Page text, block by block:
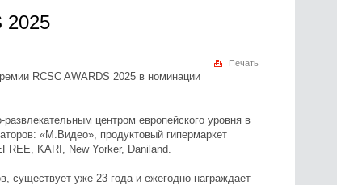
2025
Печать
RCSC AWARDS 2025 в номинации
центром европейского уровня в
«М.Видео», продуктовый гипермаркет
KARI, New Yorker, Daniland.
существует уже 23 года и ежегодно награждает